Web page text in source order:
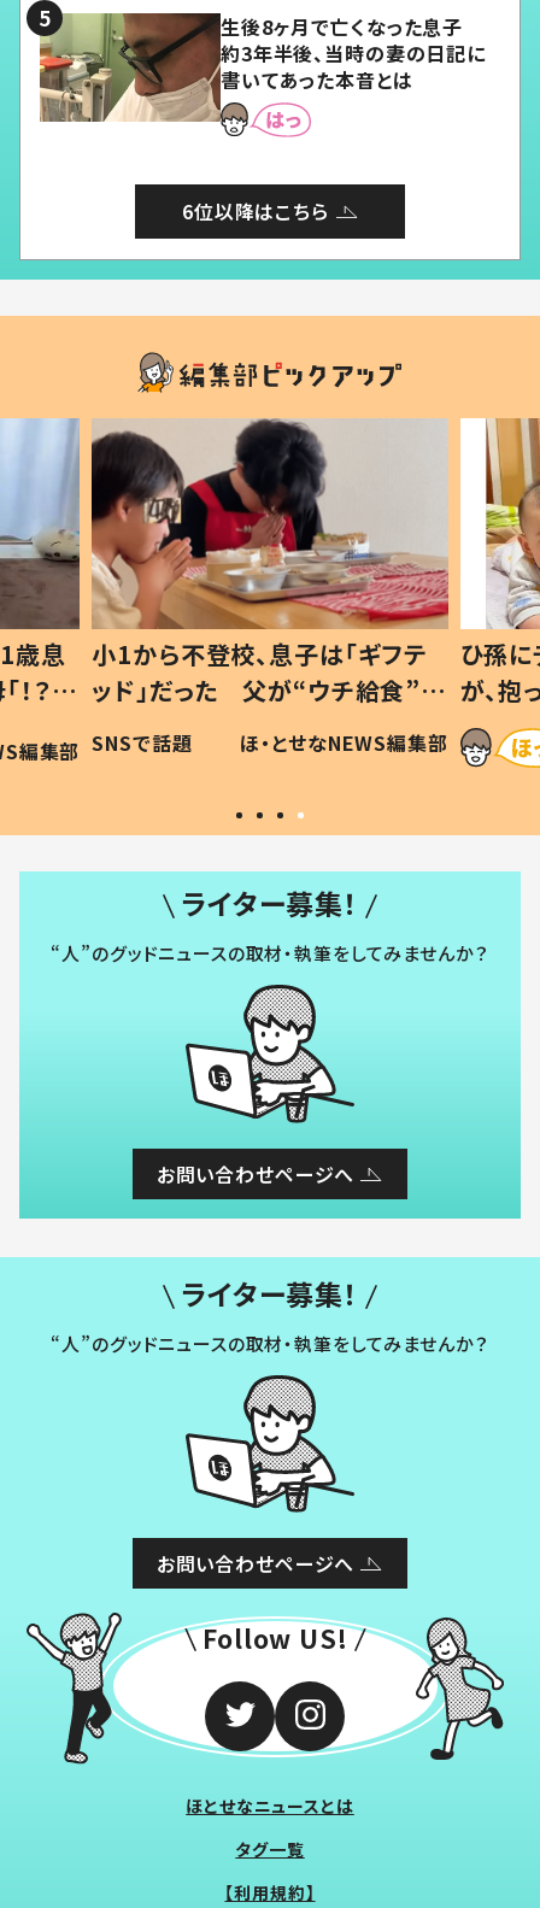
生後8ヶ月で亡くなった息子
約3年半後、当時の妻の日記に
書いてあった本音とは
6位以降はこちら
歳息
？」
編集部
小1から不登校、息子は「ギフテ
ッド」だった 父が“ウチ給食”を
作り続ける理由とは #令和の親
#令和の子
SNSで話題 ほ・とせなNEWS編集部
ひ孫
が、
「涙が
い」
ライター募集！
“人”のグッドニュースの取材・執筆をしてみませんか？
お問い合わせページへ
ライター募集！
“人”のグッドニュースの取材・執筆をしてみませんか？
お問い合わせページへ
Follow US!
ほとせなニュースとは
タグ一覧
【利用規約】